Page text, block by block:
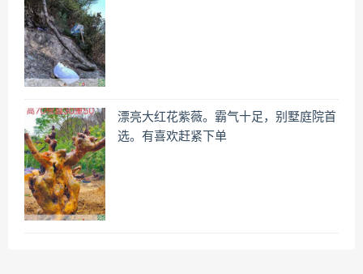
漂亮大红花紫薇。霸气十足，别墅庭院首
选。有喜欢赶紧下单